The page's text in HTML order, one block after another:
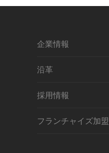
企業情報
沿革
採用情報
フランチャイズ加